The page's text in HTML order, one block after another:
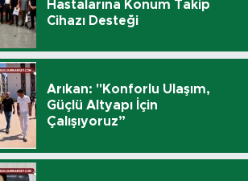
Hastalarına Konum Takip
Cihazı Desteği
Arıkan: "Konforlu Ulaşım,
Güçlü Altyapı İçin
Çalışıyoruz”